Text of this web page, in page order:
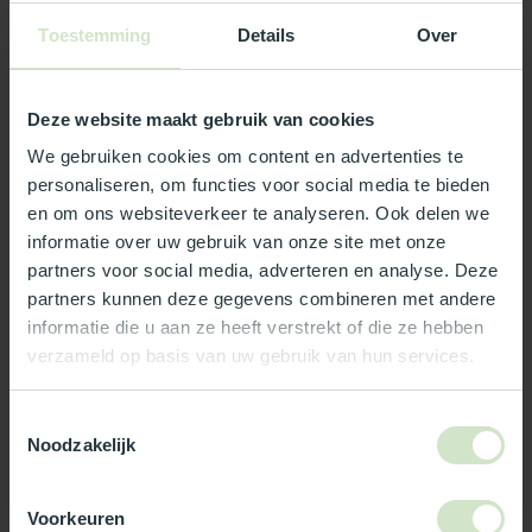
Toestemming Details Over
Deze website maakt gebruik van cookies
We gebruiken cookies om content en advertenties te
personaliseren, om functies voor social media te bieden
en om ons websiteverkeer te analyseren. Ook delen we
informatie over uw gebruik van onze site met onze
partners voor social media, adverteren en analyse. Deze
partners kunnen deze gegevens combineren met andere
informatie die u aan ze heeft verstrekt of die ze hebben
verzameld op basis van uw gebruik van hun services.
Noodzakelijk
Voorkeuren
NATUURLIJKLICHT.NL
Lichtkoepel -
polycarbonaat - opaal
- 120x120
lichtkoepel van 120x120 cm
Op voorraad
NATUURLIJKLICHT.NL
Lichtkoepel - acrylaat -
opaal - 120x120
Een duurzame acrylaat
met een kunststof beglazing,
In winkelwagen